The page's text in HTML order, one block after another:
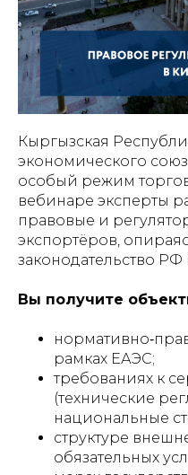
Кыргызская
экономического
особый режим
вебинаре эксперты
правовые и
экспортёров,
законодательство РФ
Вы получите
рамках ЕАЭС;
требованиях к
(технические
национальные
структуре
обязательных